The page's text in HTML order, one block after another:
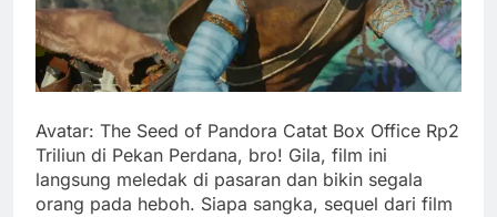
Avatar: The Seed of Pandora Catat Box Office Rp2
Triliun di Pekan Perdana, bro! Gila, film ini
langsung meledak di pasaran dan bikin segala
orang pada heboh. Siapa sangka, sequel dari film